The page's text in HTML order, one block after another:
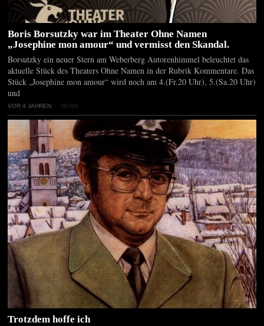
Boris Borsutzky war im Theater Ohne Namen
„Josephine mon amour“ und vermisst den Skandal.
Borsutzky ein neuer Stern am Weberberg Autorenhimmel beleuchtet das
aktuelle Stück des Theaters Ohne Namen in der Rubrik Kommentare. Das
Stück „Josephine mon amour“ wird noch am 4.(Fr.20 Uhr), 5.(Sa.20 Uhr)
und
VOR 4 JAHREN NEWS
Trotzdem hoffe ich